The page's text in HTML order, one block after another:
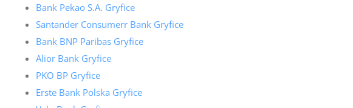
Bank Pekao S.A. Gryfice
Santander Consumerr Bank Gryfice
Bank BNP Paribas Gryfice
Alior Bank Gryfice
PKO BP Gryfice
Erste Bank Polska Gryfice